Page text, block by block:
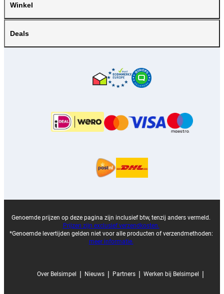
Winkel
Deals
Genoemde prijzen op deze pagina zijn inclusief btw, tenzij anders vermeld.
Prijzen zijn exclusief verzendkosten.
*Genoemde levertijden gelden niet voor alle producten of verzendmethoden:
meer informatie.
Over Belsimpel | Nieuws | Partners | Werken bij Belsimpel |